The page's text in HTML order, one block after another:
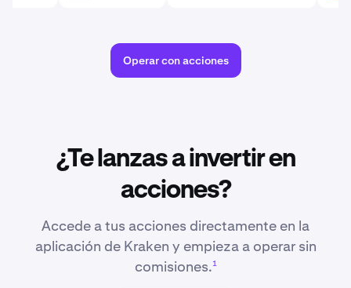
Vanguard Morningstar Value ETF
Total U.S. Stock Market ETF ITOT VYM Vanguard High
Vanguard FTSE All-World ex-US ETF
Operar con acciones
¿Te lanzas a invertir en
acciones?
Accede a tus acciones directamente en la
aplicación de Kraken y empieza a operar sin
comisiones.1